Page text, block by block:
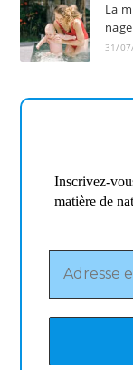
La
31/
Inscrivez-
matière de